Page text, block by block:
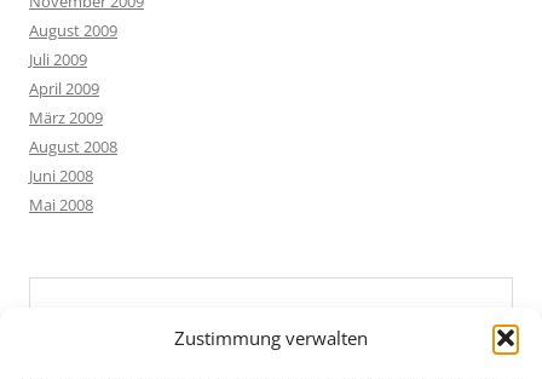
Zustimmung verwalten
August 2009
Juli 2009
April 2009
März 2009
August 2008
Juni 2008
Mai 2008